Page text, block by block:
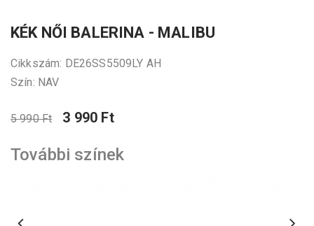
KÉK NŐI BALERINA - MALIBU
Cikkszám: DE26SS5509LY AH
Szín: NAV
5 990 Ft 3 990 Ft
További színek